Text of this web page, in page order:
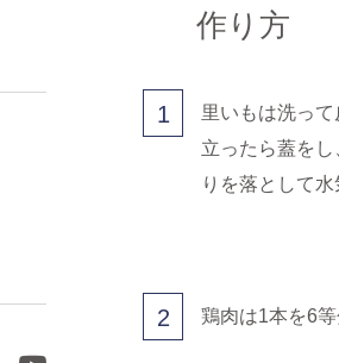
作り方
1
里いもは洗っ
立ったら蓋を
りを落として水
2 鶏肉は1本を6等